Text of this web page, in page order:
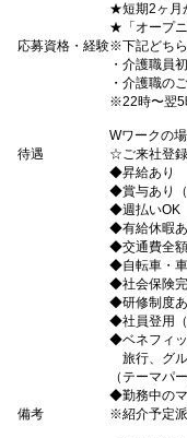
★短期2ヶ月
★「オープ
応募資格・経験※下記どち
・介護職員
・介護職の
※22時〜翌5
Wワークの
待遇
☆ご来社登録
◆昇給あり
◆賞与あり（
◆週払いOK
◆有給休暇あ
◆交通費全
◆自転車・車
◆社会保険
◆研修制度あ
◆社員登用（
◆ベネフィ
旅行、グル
（テーマパ
◆勤務中の
備考
※紹介予定派